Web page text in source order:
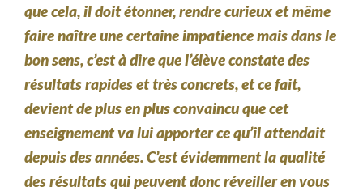
que cela, il doit étonner, rendre curieux et même
faire naître une certaine impatience mais dans le
bon sens, c’est à dire que l’élève constate des
résultats rapides et très concrets, et ce fait,
devient de plus en plus convaincu que cet
enseignement va lui apporter ce qu’il attendait
depuis des années. C’est évidemment la qualité
des résultats qui peuvent donc réveiller en vous